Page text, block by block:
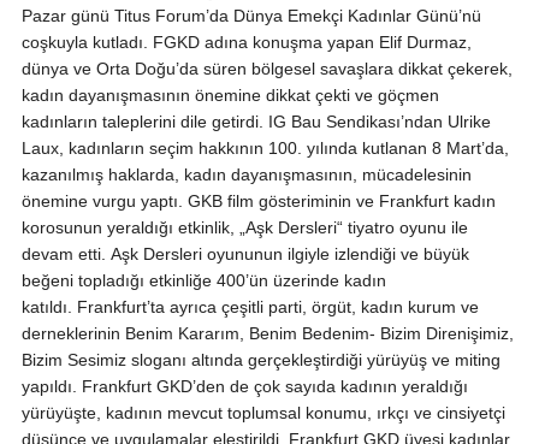
Pazar günü Titus Forum’da Dünya Emekçi Kadınlar Günü’nü
coşkuyla kutladı. FGKD adına konuşma yapan Elif Durmaz,
dünya ve Orta Doğu’da süren bölgesel savaşlara dikkat çekerek,
kadın dayanışmasının önemine dikkat çekti ve göçmen
kadınların taleplerini dile getirdi. IG Bau Sendikası’ndan Ulrike
Laux, kadınların seçim hakkının 100. yılında kutlanan 8 Mart’da,
kazanılmış haklarda, kadın dayanışmasının, mücadelesinin
önemine vurgu yaptı. GKB film gösteriminin ve Frankfurt kadın
korosunun yeraldığı etkinlik, „Aşk Dersleri“ tiyatro oyunu ile
devam etti. Aşk Dersleri oyununun ilgiyle izlendiği ve büyük
beğeni topladığı etkinliğe 400’ün üzerinde kadın
katıldı. Frankfurt’ta ayrıca çeşitli parti, örgüt, kadın kurum ve
derneklerinin Benim Kararım, Benim Bedenim- Bizim Direnişimiz,
Bizim Sesimiz sloganı altında gerçekleştirdiği yürüyüş ve miting
yapıldı. Frankfurt GKD’den de çok sayıda kadının yeraldığı
yürüyüşte, kadının mevcut toplumsal konumu, ırkçı ve cinsiyetçi
düşünce ve uygulamalar eleştirildi. Frankfurt GKD üyesi kadınlar